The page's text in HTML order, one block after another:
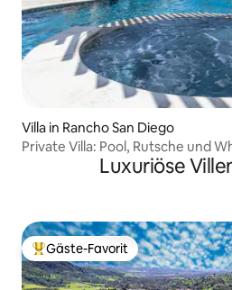
Villa in Rancho San Diego
Private Villa: Pool, Rutsche und
Luxuriöse
Beliebter Gäste-Favorit.
Gäste-Favorit